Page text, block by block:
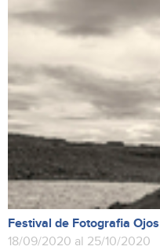
Festival de Fotografia
18/09/2020 al 25/10/2020